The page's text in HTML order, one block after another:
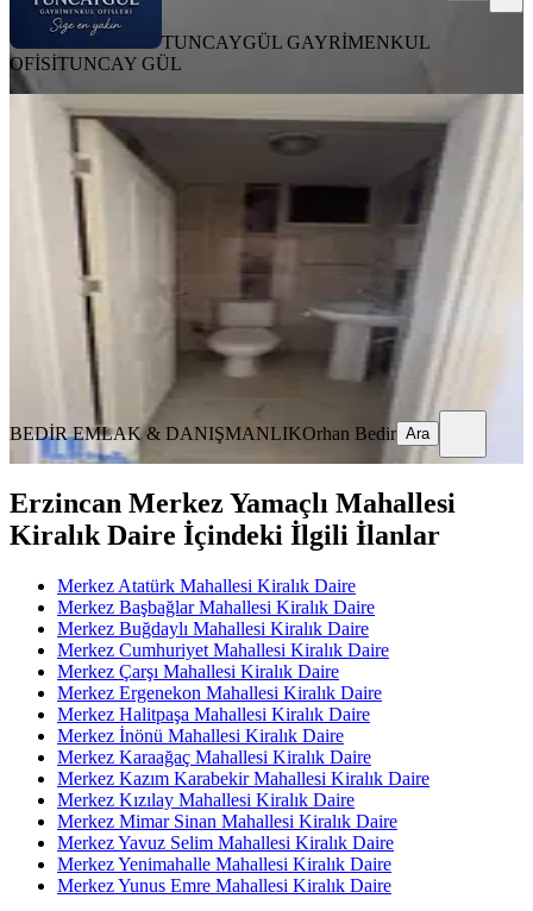
TUNCAYGÜL GAYRİMENKUL
OFİSİTUNCAY GÜL
EŞYALI
Cumhuryet Mahallesinde Kiralık
Merkez, Cumhuriyet Mahallesi
145 m² 3. Kat 14.07.2026
22.000 ₺
BEDİR EMLAK & DANIŞMANLIK Orhan Bedir
BEDİR EMLAK & DANIŞMANLIKOrhan Bedir Ara
Erzincan Merkez Yamaçlı Mahallesi
Kiralık Daire İçindeki İlgili İlanlar
Merkez Atatürk Mahallesi Kiralık Daire
Merkez Başbağlar Mahallesi Kiralık Daire
Merkez Buğdaylı Mahallesi Kiralık Daire
Merkez Cumhuriyet Mahallesi Kiralık Daire
Merkez Çarşı Mahallesi Kiralık Daire
Merkez Ergenekon Mahallesi Kiralık Daire
Merkez Halitpaşa Mahallesi Kiralık Daire
Merkez İnönü Mahallesi Kiralık Daire
Merkez Karaağaç Mahallesi Kiralık Daire
Merkez Kazım Karabekir Mahallesi Kiralık Daire
Merkez Kızılay Mahallesi Kiralık Daire
Merkez Mimar Sinan Mahallesi Kiralık Daire
Merkez Yavuz Selim Mahallesi Kiralık Daire
Merkez Yenimahalle Mahallesi Kiralık Daire
Merkez Yunus Emre Mahallesi Kiralık Daire